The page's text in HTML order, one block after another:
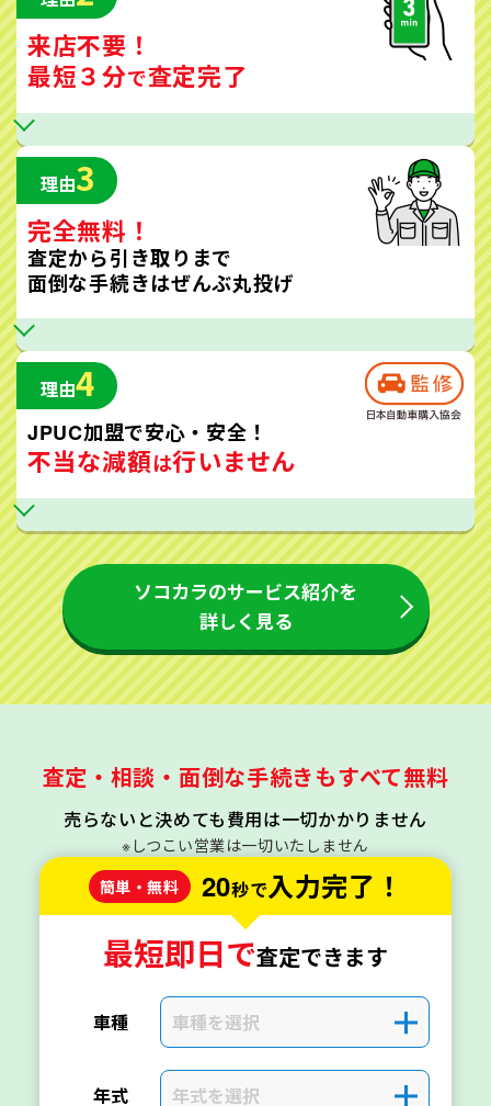
来店不要！
最短３分で査定完了
理由3
完全無料！
査定から引き取りまで
面倒な手続きはぜんぶ丸投げ
理由4
JPUC加盟で安心・安全！
不当な減額は行いません
ソコカラのサービス紹介を
詳しく見る
査定・相談・面倒な手続きもすべて無料
売らないと決めても費用は一切かかりません
※しつこい営業は一切いたしません
簡単・無料
20秒で入力完了！
最短即日で査定できます
車種 車種を選択 ＋
年式 年式を選択 ＋